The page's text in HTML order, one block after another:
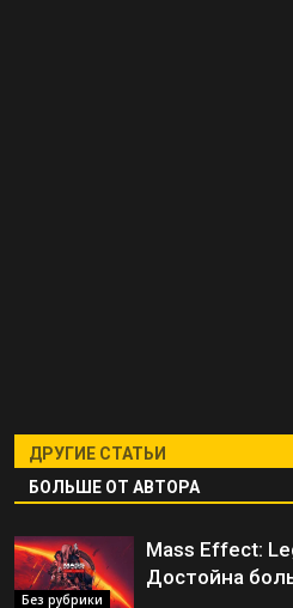
ДРУГИЕ СТАТЬИ
БОЛЬШЕ ОТ АВТОРА
Без рубрики
Mass Effect:
Достойна